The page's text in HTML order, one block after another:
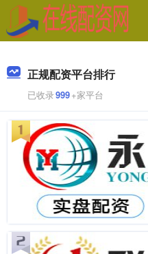
正规配资平台排行
已收录999+家平台